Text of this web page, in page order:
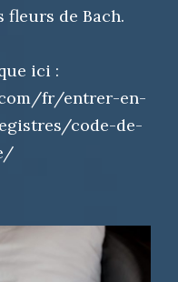
fleurs de Bach.
ici :
fr/entrer-en-
code-de-